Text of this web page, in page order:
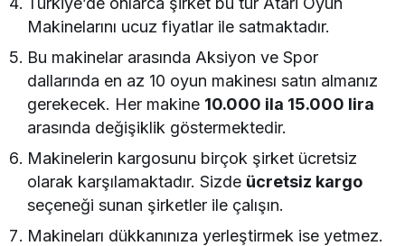
Makinelarını ucuz fiyatlar ile satmaktadır.
Bu makinelar arasında Aksiyon ve Spor
dallarında en az 10 oyun makinesı satın almanız
gerekecek. Her makine 10.000 ila 15.000 lira
arasında değişiklik göstermektedir.
Makinelerin kargosunu birçok şirket ücretsiz
olarak karşılamaktadır. Sizde ücretsiz kargo
seçeneği sunan şirketler ile çalışın.
Makineları dükkanınıza yerleştirmek ise yetmez.